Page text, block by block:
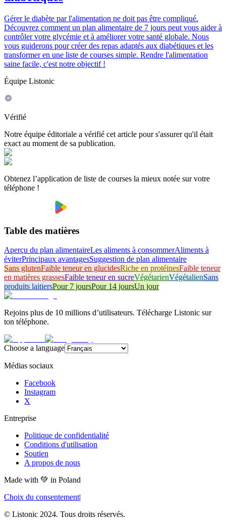
Gérer le diabète par l'alimentation ne doit pas être compliqué.
Découvrez comment un plan alimentaire de 7 jours peut vous aider à
contrôler votre glycémie et à améliorer votre santé globale. Nous
vous guiderons pour créer des repas adaptés aux diabétiques et les
transformer en une liste de courses simple. Rendre l'alimentation
saine facile, c'est notre objectif !
Équipe Listonic
Vérifié
Notre équipe éditoriale a vérifié cet article pour s'assurer qu'il était
exact au moment de sa publication.
Obtenez l’application de liste de courses la mieux notée sur votre
téléphone !
Table des matières
Aperçu du plan alimentaireLes aliments à consommerAliments à
éviterPrincipaux avantagesSuggestion de plan alimentaire
Sans glutenFaible teneur en glucidesRiche en protéinesFaible teneur
en matières grassesFaible teneur en sucreVégétarienVégétalienSans
produits laitiersPour 7 joursPour 14 joursUn jour
Rejoins plus de 10 millions d’utilisateurs. Télécharge Listonic sur
ton téléphone.
Choose a language
Médias sociaux
Facebook
Instagram
X
Entreprise
Politique de confidentialité
Conditions d'utilisation
Soutien
A propos de nous
Made with 💚 in Poland
Choix du consentement|
© Listonic 2024. Tous droits réservés.